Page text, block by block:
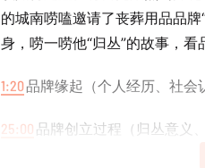
的城南唠嗑邀请了丧葬用品品
身，唠一唠他“归丛”的故事，看
1:20品牌缘起（个人经历、社会
25:00 品牌创立过程（归丛意义